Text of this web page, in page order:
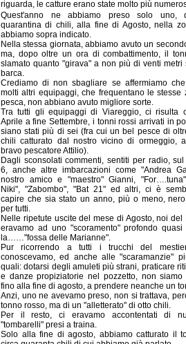
riguarda, le catture erano state molto più
Quest'anno ne abbiamo preso solo uno,
quarantina di chili, alla fine di Agosto, nella
abbiamo sopra indicato.
Nella stessa giornata, abbiamo avuto un
ma, dopo oltre un ora di combattimento, il
slamato quanto "girava" a non più di venti metri
barca.
Crediamo di non sbagliare se affermiamo
molti altri equipaggi, che frequentano le stesse
pesca, non abbiano avuto migliore sorte.
Tra tutti gli equipaggi di Viareggio, ci risulta
Aprile a fine Settembre, i tonni rossi arrivati in
siano stati più di sei (fra cui un bel pesce di
chili catturato dal nostro vicino di ormeggio,
bravo pescatore Attilio).
Dagli sconsolati commenti, sentiti per radio,
6, anche altre imbarcazioni come "Andrea
nostro amico e "maestro" Gianni,
Niki", "Zabombo", "Bat 21" ed altri, ci è
capire che sia stato un anno, più o meno,
per tutti.
Nelle ripetute uscite del mese di Agosto, noi del
eravamo ad uno "scoramento" profondo quasi
la……"fossa delle Marianne".
Pur ricorrendo a tutti i trucchi del
conoscevamo, ed anche alle "scaramanzie"
quali: dotarsi degli amuleti più strani, praticare
e danze propiziatorie nel pozzetto, non siamo
fino alla fine di agosto, a prendere neanche un
Anzi, uno ne avevamo preso, non si trattava,
tonno rosso, ma di un "alletterato" di otto chili.
Per il resto, ci eravamo accontentati di
"tombarelli" presi a traina.
Solo alla fine di agosto, abbiamo catturato il